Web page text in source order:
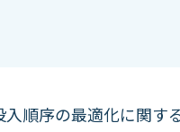
入順序の最適化に関す